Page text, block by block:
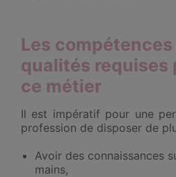
Les
qualités requises
ce métier
Il est impératif pour une
profession de disposer de
Avoir des connaissances
mains,